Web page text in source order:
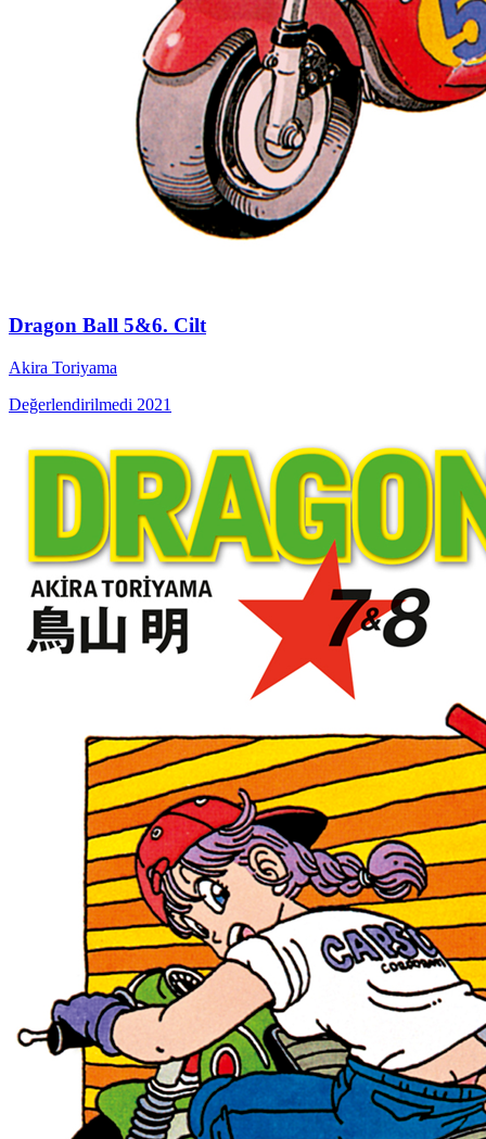
Dragon Ball 5&6. Cilt
Akira Toriyama
Değerlendirilmedi 2021